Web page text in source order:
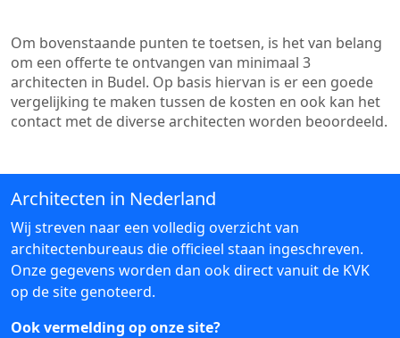
Om bovenstaande punten te toetsen, is het van belang
om een offerte te ontvangen van minimaal 3
architecten in Budel. Op basis hiervan is er een goede
vergelijking te maken tussen de kosten en ook kan het
contact met de diverse architecten worden beoordeeld.
Architecten in Nederland
Wij streven naar een volledig overzicht van
architectenbureaus die officieel staan ingeschreven.
Onze gegevens worden dan ook direct vanuit de KVK
op de site genoteerd.
Ook vermelding op onze site?